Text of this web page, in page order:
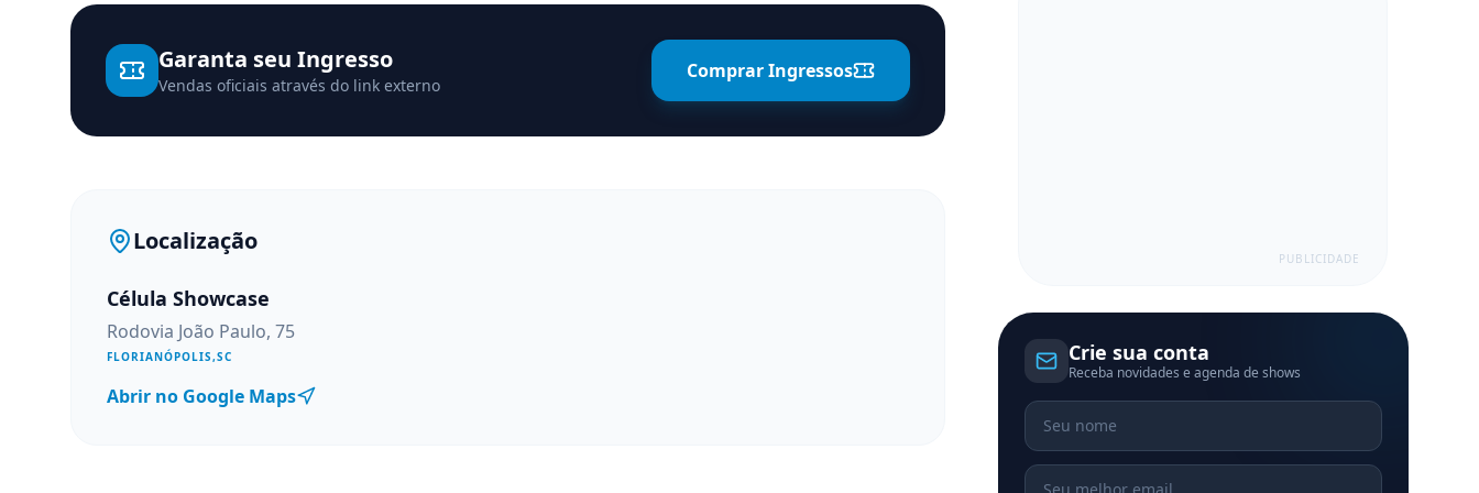
Garanta seu Ingresso
Vendas oficiais através do link externo
Comprar Ingressos
Localização
Célula Showcase
Rodovia João Paulo, 75
FLORIANÓPOLIS,SC
Abrir no Google Maps
PUBLICIDADE
Crie sua conta
Receba novidades e agenda de shows